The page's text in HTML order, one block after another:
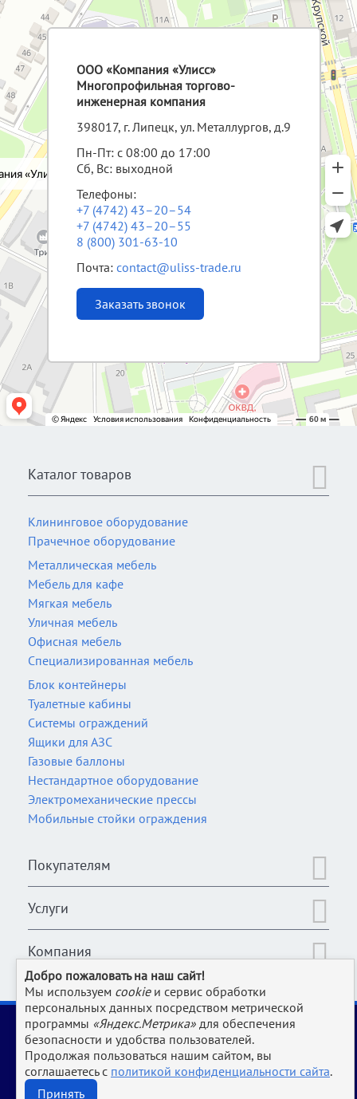
ООО «Компания «Улисс»
Многопрофильная торгово-
инженерная компания
398017, г. Липецк, ул. Металлургов, д.9
Пн-Пт: с 08:00 до 17:00
Сб, Вс: выходной
Телефоны:
+7 (4742) 43–20–54
+7 (4742) 43–20–55
8 (800) 301-63-10
Почта:contact@uliss-trade.ru
Заказать звонок
Каталог товаров
Клининговое оборудование
Прачечное оборудование
Металлическая мебель
Мебель для кафе
Мягкая мебель
Уличная мебель
Офисная мебель
Специализированная мебель
Блок контейнеры
Туалетные кабины
Системы ограждений
Ящики для АЗС
Газовые баллоны
Нестандартное оборудование
Электромеханические прессы
Мобильные стойки ограждения
Покупателям
Услуги
Компания
2006-2026 © Оборудование для магазина, супермаркета,
кафе, бара, ресторана, столовой, прачки и клининга и пр.
производств | www.Uliss-Trade.ru
Обращаем ваше внимание на то, что данный интернет-сайт носит исключительно
информационный характер и ни при каких условиях не является публичной офертой,
Добро пожаловать на наш сайт!
Мы используем cookieи сервис обработки
персональных данных посредством метрической
программы «Яндекс.Метрика» для обеспечения
безопасности и удобства пользователей.
Продолжая пользоваться нашим сайтом, вы
соглашаетесь с политикой конфиденциальности сайта.
Принять